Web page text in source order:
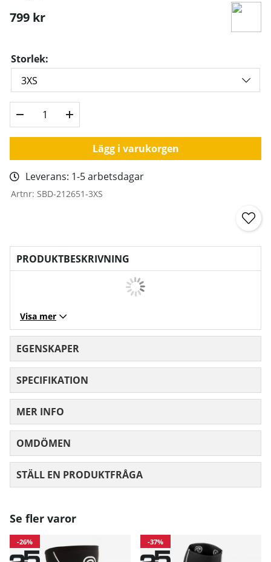
799 kr
Storlek:
Lägg i varukorgen
Leverans: 1-5 arbetsdagar
Artnr: SBD-212651-3XS
PRODUKTBESKRIVNING
Visa mer
EGENSKAPER
SPECIFIKATION
MER INFO
OMDÖMEN
STÄLL EN PRODUKTFRÅGA
Se fler varor
-26% -37%